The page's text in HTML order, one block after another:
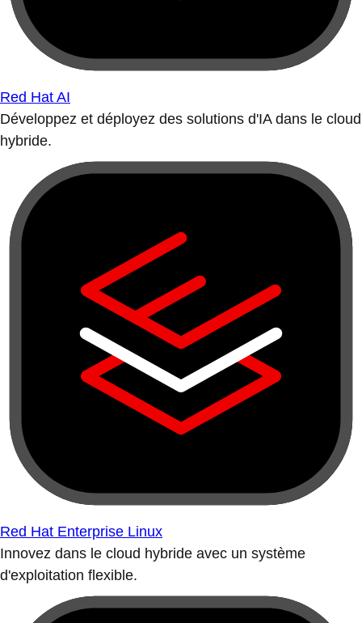
Red Hat AI
Développez et déployez des solutions d'IA dans le cloud
hybride.
Red Hat Enterprise Linux
Innovez dans le cloud hybride avec un système
d'exploitation flexible.